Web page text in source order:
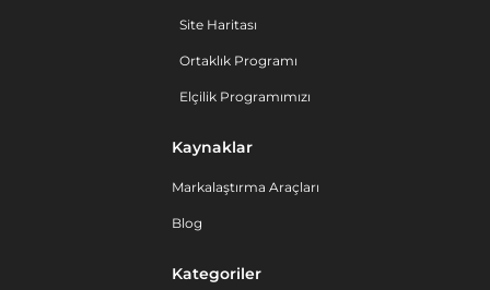
Site Haritası
Ortaklık Programı
Elçilik Programımızı
Kaynaklar
Markalaştırma Araçları
Blog
Kategoriler